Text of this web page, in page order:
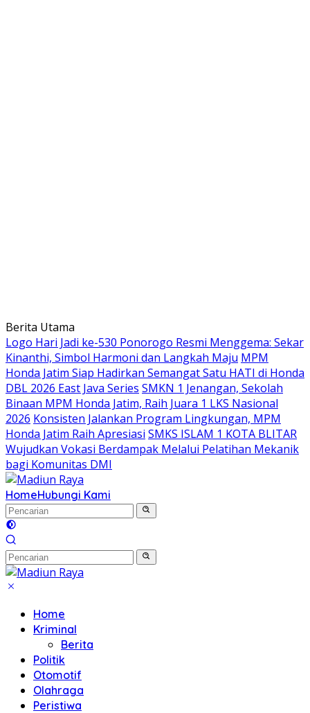
Langsung
ke
konten
Berita Utama
Logo Hari Jadi ke-530 Ponorogo Resmi Menggema: Sekar
Kinanthi, Simbol Harmoni dan Langkah Maju MPM
Honda Jatim Siap Hadirkan Semangat Satu HATI di Honda
DBL 2026 East Java Series SMKN 1 Jenangan, Sekolah
Binaan MPM Honda Jatim, Raih Juara 1 LKS Nasional
2026 Konsisten Jalankan Program Lingkungan, MPM
Honda Jatim Raih Apresiasi SMKS ISLAM 1 KOTA BLITAR
Wujudkan Vokasi Berdampak Melalui Pelatihan Mekanik
bagi Komunitas DMI
HomeHubungi Kami
Home
Kriminal
Berita
Politik
Otomotif
Olahraga
Peristiwa